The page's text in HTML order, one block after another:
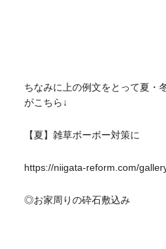
ちなみに上の例文をとって夏・
がこちら↓
【夏】雑草ボーボー対策に
https://niigata-reform.com/
◎お家周りの砕石敷込み